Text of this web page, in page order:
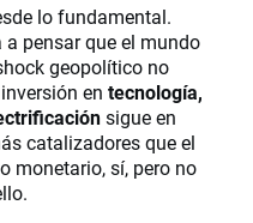
lo fundamental.
pensar que el mundo
geopolítico no
en tecnología,
sigue en
catalizadores que el
monetario, sí, pero no